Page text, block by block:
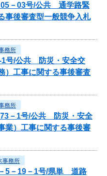
05－03号/公共 通学路緊
事後審査型一般競争入札
務所
1号/公共 防災・安全交
）工事に関する事後審査
務所
73－1号/公共 防災・安全
業）工事に関する事後審
事務所
5－19－1号/県単 道路